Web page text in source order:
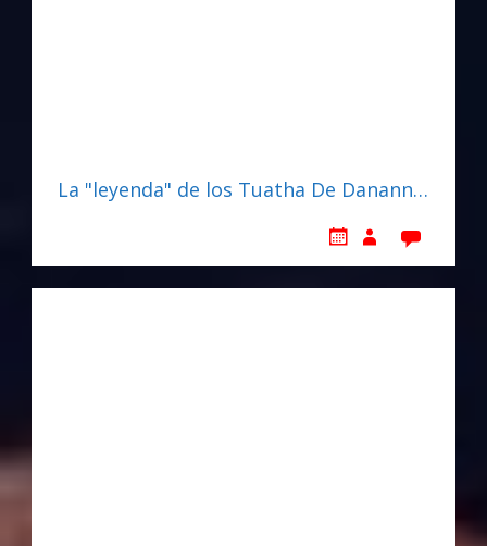
La "leyenda" de los Tuatha De Danann…